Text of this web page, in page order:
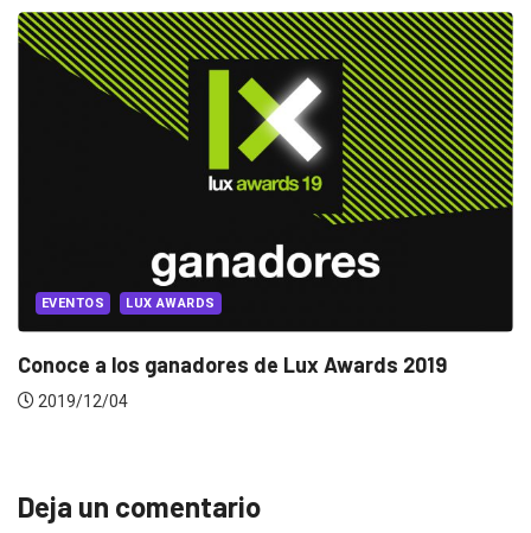
LUX AWARDS
Lux Awards 2018: Ranking oficial
Deja un comentario